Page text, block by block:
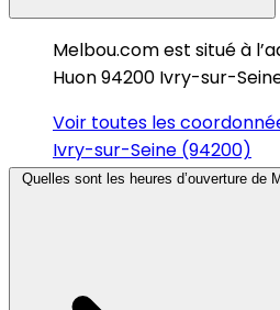
Melbou.com est situé à
Huon 94200 Ivry-sur-
Voir toutes les
Ivry-sur-Seine (94200)
Quelles sont les heures d’ouverture de